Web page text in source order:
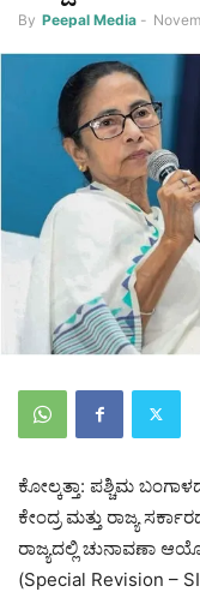
By Peepal Media -
ಕೋಲ್ಕತ್ತಾ: ಪಶ್ಚಿಮ
ಕೇಂದ್ರ ಮತ್ತು ರಾಜ್ಯ
ರಾಜ್ಯದಲ್ಲಿ ಚುನಾವಣಾ
(Special Revision –